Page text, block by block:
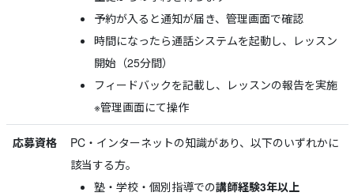
予約が入ると通知が届き、管理画面で確認
時間になったら通話システムを起動し、レッスン
開始（25分間）
フィードバックを記載し、レッスンの報告を実施
※管理画面にて操作
応募資格
PC・インターネットの知識があり、以下のいずれかに
該当する方。
塾・学校・個別指導での講師経験3年以上